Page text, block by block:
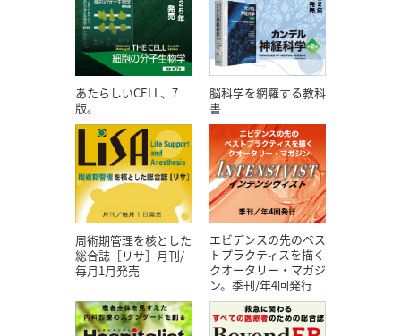
あたらしいCELL、7
版。
脳科学を網羅する教科
書
周術期管理を核とした
総合誌［リサ］月刊/
毎月1月発売
エビデンスの先のベス
トプラクティスを描く
クオータリー・マガジ
ン。季刊/年4回発行